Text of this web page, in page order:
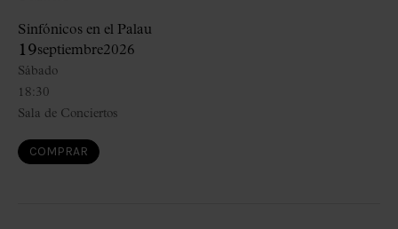
Sinfónicos en el Palau
19septiembre2026
18:30
Sábado
Sala de Conciertos
COMPRAR